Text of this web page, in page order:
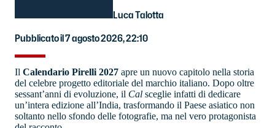
Luca Talotta
Pubblicato il 7 agosto 2026, 22:10
Il Calendario Pirelli 2027 apre un nuovo capitolo nella storia
del celebre progetto editoriale del marchio italiano. Dopo oltre
sessant’anni di evoluzione, il Cal sceglie infatti di dedicare
un’intera edizione all’India, trasformando il Paese asiatico non
soltanto nello sfondo delle fotografie, ma nel vero protagonista